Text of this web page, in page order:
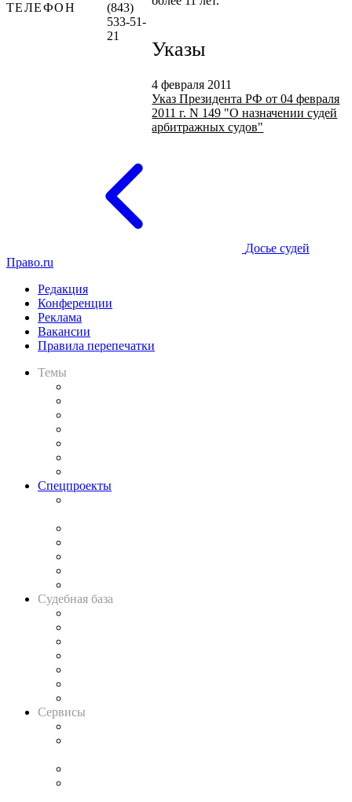
ТЕЛЕФОН
(843)
533-51-
21
Указы
4 февраля 2011
Указ Президента РФ от 04 февраля
2011 г. N 149 "О назначении судей
арбитражных судов"
Досье судей
Право.ru
Редакция
Конференции
Реклама
Вакансии
Правила перепечатки
Темы
Спецпроекты
Судебная база
Сервисы